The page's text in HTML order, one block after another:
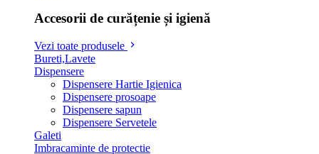
Accesorii de curățenie și igienă
Vezi toate produsele
Bureti,Lavete
Dispensere
Dispensere Hartie Igienica
Dispensere prosoape
Dispensere sapun
Dispensere Servetele
Galeti
Imbracaminte de protectie